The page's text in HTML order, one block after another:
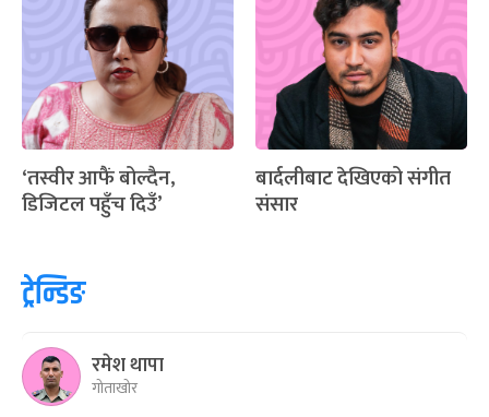
‘तस्वीर आफैं बोल्दैन,
डिजिटल पहुँच दिउँ’
बार्दलीबाट देखिएको संगीत
संसार
ट्रेन्डिङ
रमेश थापा
गोताखोर